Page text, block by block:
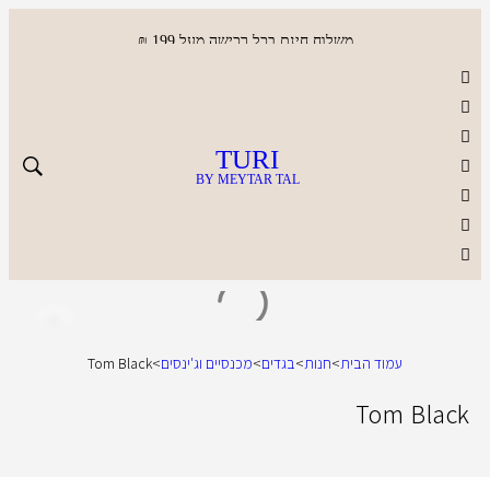
משלוח חינם בכל רכישה מעל 199 ₪
TURI
BY MEYTAR TAL
עמוד הבית>חנות>בגדים>מכנסיים וג'ינסים>
Tom Black
Tom Black